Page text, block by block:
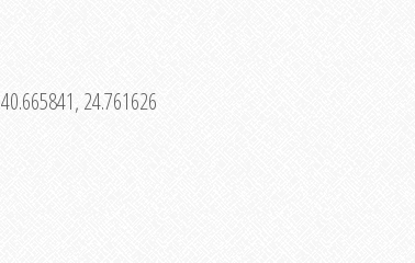
40.665841, 24.761626